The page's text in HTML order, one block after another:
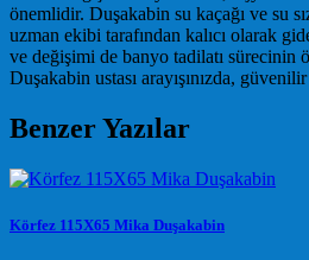
önemlidir. Duşakabin su kaçağı ve su
uzman ekibi tarafından kalıcı olarak
ve değişimi de banyo tadilatı sürecinin
Duşakabin ustası arayışınızda,
Benzer Yazılar
Körfez 115X65 Mika Duşakabin